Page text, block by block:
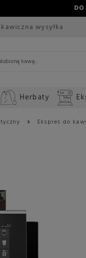
wysyłka
Herbaty
Ekspres do